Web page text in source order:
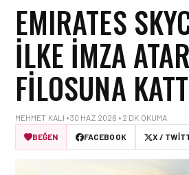
EMIRATES
İLKE İMZA
FILOSUNA
MEHMET KALI • 30 HAZ 2026 • 2 DK OKUMA
BEĞEN
FACEBOOK X /